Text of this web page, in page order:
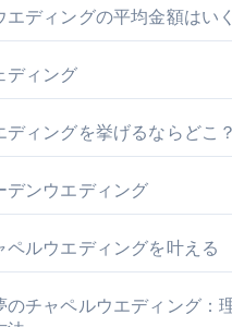
エディングの平均金額はい
ディング
ディングを挙げるならどこ？
デンウエディング
ペルウエディングを叶える
のチャペルウエディング：